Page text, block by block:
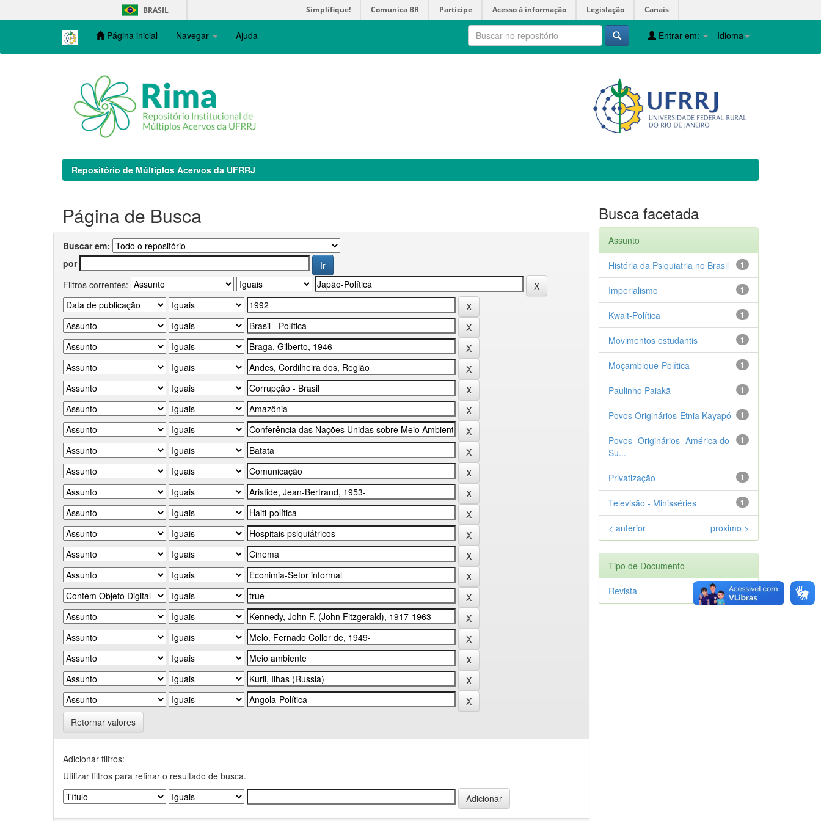
navigation
BRASIL Simplifique! Comunica BR Participe Acesso à informação Legislação Canais
Página inicial Navegar Ajuda Idioma
Entrar em:
Repositório de Múltiplos Acervos da UFRRJ
Página de Busca
Buscar em:
por
Filtros correntes:
Retornar valores
Adicionar filtros:
Utilizar filtros para refinar o resultado de busca.
Busca facetada
Assunto
1
História da Psiquiatria no Brasil
1
Imperialismo
1
Kwait-Política
1
Movimentos estudantis
1
Moçambique-Política
1
Paulinho Paiakã
1
Povos Originários-Etnia Kayapó
1
Povos- Originários- América do
Su...
1
Privatização
1
Televisão - Minisséries
< anterior próximo >
Tipo de Documento
1
Revista